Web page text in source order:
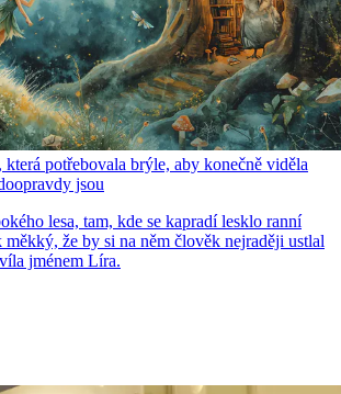
potřebovala brýle, aby konečně viděla
jsou
lesa, tam, kde se kapradí lesklo ranní
měkký, že by si na něm člověk nejraději ustlal
jménem Líra.